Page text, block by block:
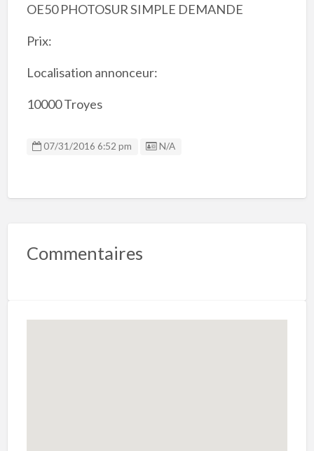
OE50 PHOTOSUR SIMPLE DEMANDE
Prix:
Localisation annonceur:
10000 Troyes
07/31/2016 6:52 pm Listing ID
N/A
Commentaires